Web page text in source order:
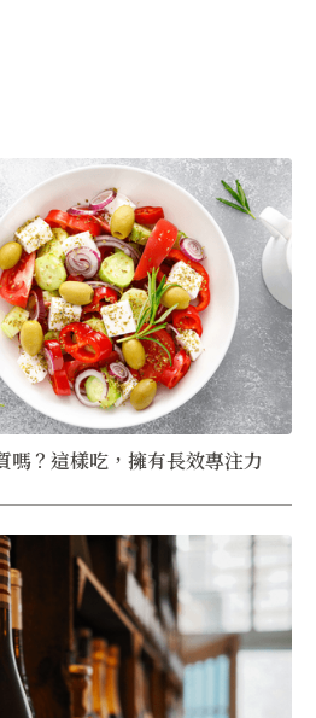
嗎？這樣吃，擁有長效專注力